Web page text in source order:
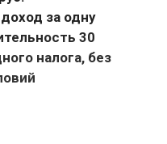
за одну
30
налога, без